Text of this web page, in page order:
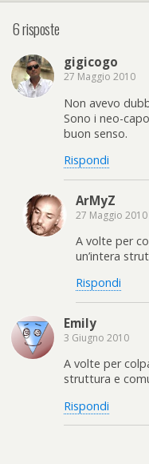
6 risposte
gigicogo
27 Maggio 2010
Non avevo
Sono i neo-
buon senso.
Rispondi
ArMyZ
27 Maggio 2010
A volte per
un’intera
Rispondi
Emily
3 Giugno 2010
A volte per
struttura e
Rispondi